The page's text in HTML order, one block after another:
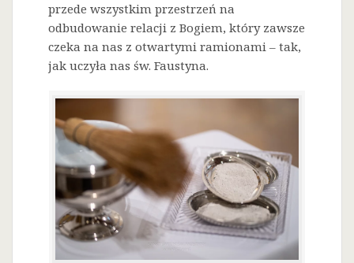
przede wszystkim przestrzeń na
odbudowanie relacji z Bogiem, który zawsze
czeka na nas z otwartymi ramionami – tak,
jak uczyła nas św. Faustyna.